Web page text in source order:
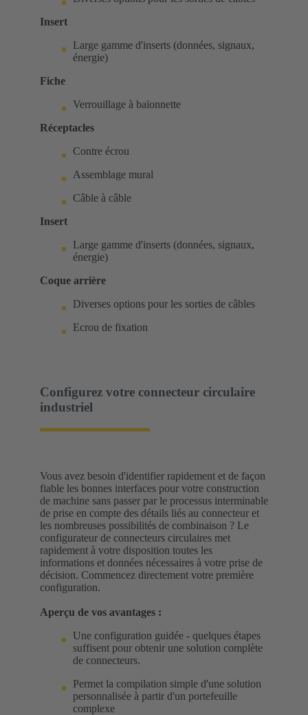
Insert
Large gamme d'inserts (données, signaux,
énergie)
Fiche
Verrouillage à baïonnette
Réceptacles
Contre écrou
Assemblage mural
Câble à câble
Insert
Large gamme d'inserts (données, signaux,
énergie)
Coque arrière
Diverses options pour les sorties de câbles
Ecrou de fixation
Configurez votre connecteur circulaire
industriel
Vous avez besoin d'identifier rapidement et de façon
fiable les bonnes interfaces pour votre construction
de machine sans passer par le processus interminable
de prise en compte des détails liés au connecteur et
les nombreuses possibilités de combinaison ? Le
configurateur de connecteurs circulaires met
rapidement à votre disposition toutes les
informations et données nécessaires à votre prise de
décision. Commencez directement votre première
configuration.
Aperçu de vos avantages :
Une configuration guidée - quelques étapes
suffisent pour obtenir une solution complète
de connecteurs.
Permet la compilation simple d'une solution
personnalisée à partir d'un portefeuille
complexe